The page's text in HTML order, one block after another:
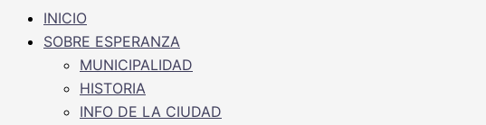
INICIO
SOBRE ESPERANZA
MUNICIPALIDAD
HISTORIA
INFO DE LA CIUDAD